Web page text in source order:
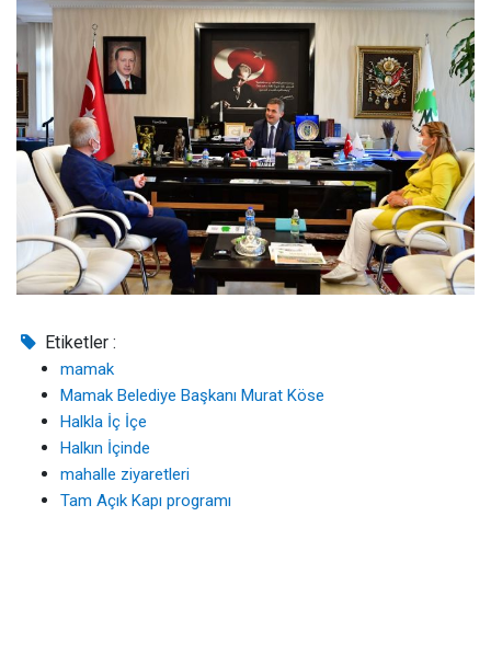
Etiketler :
mamak
Mamak Belediye Başkanı Murat Köse
Halkla İç İçe
Halkın İçinde
mahalle ziyaretleri
Tam Açık Kapı programı